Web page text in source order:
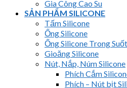
Gia Công Cao Su
SẢN PHẨM SILICONE
Tấm Silicone
Ống Silicone
Ống Silicone Trong Suốt
Gioăng Silicone
Nút, Nắp, Núm Silicone
Phích Cắm
Phích – Nút bịt